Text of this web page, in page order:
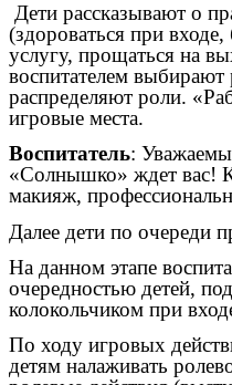
Дети рассказывают о
(здороваться при
услугу, прощаться на
воспитателем выбирают
распределяют роли.
игровые места.
Воспитатель:
«Солнышко» ждет вас!
макияж,
Далее дети по очереди
На данном этапе
очередностью детей,
колокольчиком при
По ходу игровых
детям налаживать